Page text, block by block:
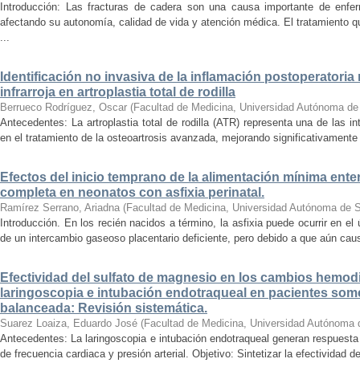
Introducción: Las fracturas de cadera son una causa importante de
afectando su autonomía, calidad de vida y atención médica. El tratamiento
...
Identificación no invasiva de la inflamación postoperatoria
infrarroja en artroplastia total de rodilla
Berrueco Rodríguez, Oscar (Facultad de Medicina, Universidad Autónoma
Antecedentes: La artroplastia total de rodilla (ATR) representa una de las
en el tratamiento de la osteoartrosis avanzada, mejorando
Efectos del inicio temprano de la alimentación mínima
completa en neonatos con asfixia perinatal.
Ramírez Serrano, Ariadna (Facultad de Medicina, Universidad Autónoma de
Introducción. En los recién nacidos a término, la asfixia puede ocurrir en
de un intercambio gaseoso placentario deficiente, pero debido a que aún
Efectividad del sulfato de magnesio en los cambios
laringoscopia e intubación endotraqueal en pacientes
balanceada: Revisión sistemática.
Suarez Loaiza, Eduardo José (Facultad de Medicina, Universidad
Antecedentes: La laringoscopia e intubación endotraqueal generan
de frecuencia cardiaca y presión arterial. Objetivo: Sintetizar la efectividad